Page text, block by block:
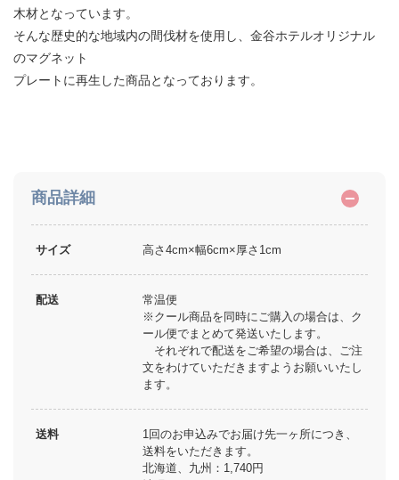
木材となっています。
そんな歴史的な地域内の間伐材を使用し、金谷ホテルオリジナル
のマグネット
プレートに再生した商品となっております。
商品詳細
サイズ 高さ4cm×幅6cm×厚さ1cm
配送
常温便
※クール商品を同時にご購入の場合は、ク
ール便でまとめて発送いたします。
それぞれで配送をご希望の場合は、ご注
文をわけていただきますようお願いいたし
ます。
送料
1回のお申込みでお届け先一ヶ所につき、
送料をいただきます。
北海道、九州：1,740円